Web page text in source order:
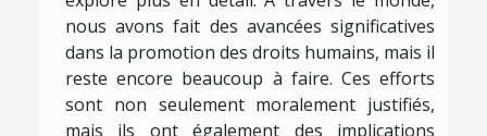
nous avons fait des avancées significatives
dans la promotion des droits humains, mais il
reste encore beaucoup à faire. Ces efforts
sont non seulement moralement justifiés,
mais ils ont également des implications